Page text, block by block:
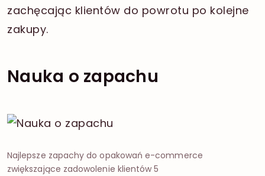
zachęcając klientów do powrotu po kolejne
zakupy.
Nauka o zapachu
Najlepsze zapachy do opakowań e-commerce
zwiększające zadowolenie klientów 5